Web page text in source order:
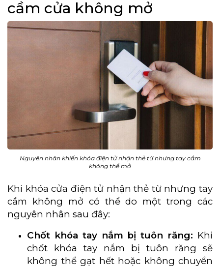
cầm cửa không mở
Nguyên nhân khiến khóa điện tử nhận thẻ từ nhưng tay cầm
không thể mở
Khi khóa cửa điện tử nhận thẻ từ nhưng tay
cầm không mở có thể do một trong các
nguyên nhân sau đây:
Chốt khóa tay nắm bị tuôn răng: Khi
chốt khóa tay nắm bị tuôn răng sẽ
không thể gạt hết hoặc không chuyển